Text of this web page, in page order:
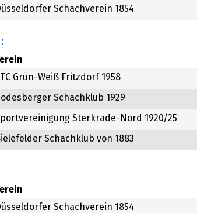
Schachverein 1854
Grün-Weiß Fritzdorf 1958
Schachklub 1929
Sterkrade-Nord 1920/25
Schachklub von 1883
Schachverein 1854